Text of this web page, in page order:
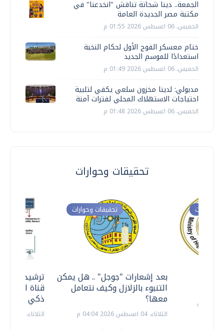
الجمعة.. دينا شحاتة تناقش "انخدعنا" في
مكتبة مصر الجديدة العامة
الخميس، 06 اغسطس 2026 01:55 م
ختام معسكر الفوج الأول لحكام النخبة
استعدادًا للموسم الجديد
الخميس، 06 اغسطس 2026 01:49 م
مدبولي: لدينا مخزون سلعي يكفي لتلبية
احتياجات الاستهلاك المحلي لفترات آمنة
الخميس، 06 اغسطس 2026 01:48 م
تحقيقات وحوارات
ترشيدا
قناة
ذكي
الثلاثاء، 14 يوليو 2026 06:11 م
تحقيقات وحوارات
بعد إشعارات "جوجل" .. هل يمكن
التنبوء بالزلازل وكيف نتعامل
معها؟
الثلاثاء، 04 اغسطس 2026 04:04 م
وحوارات